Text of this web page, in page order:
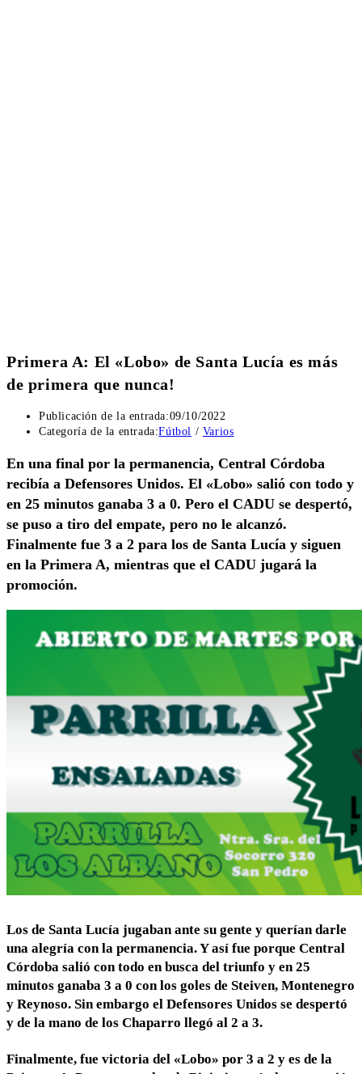
Primera A: El «Lobo» de Santa Lucía es más
de primera que nunca!
Publicación de la entrada:09/10/2022
Categoría de la entrada:Fútbol / Varios
En una final por la permanencia, Central Córdoba
recibía a Defensores Unidos. El «Lobo» salió con todo y
en 25 minutos ganaba 3 a 0. Pero el CADU se despertó,
se puso a tiro del empate, pero no le alcanzó.
Finalmente fue 3 a 2 para los de Santa Lucía y siguen
en la Primera A, mientras que el CADU jugará la
promoción.
Los de Santa Lucía jugaban ante su gente y querían darle
una alegría con la permanencia. Y así fue porque Central
Córdoba salió con todo en busca del triunfo y en 25
minutos ganaba 3 a 0 con los goles de Steiven, Montenegro
y Reynoso. Sin embargo el Defensores Unidos se despertó
y de la mano de los Chaparro llegó al 2 a 3.
Finalmente, fue victoria del «Lobo» por 3 a 2 y es de la